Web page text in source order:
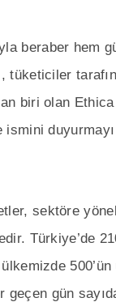
beraber hem
tüketiciler
biri olan
ismini
sektöre
Türkiye’de
500’ün
geçen gün